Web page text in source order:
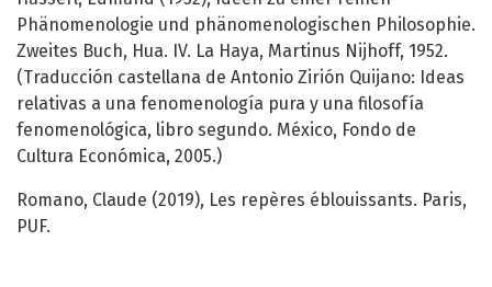
Phänomenologie und phänomenologischen Philosophie.
Zweites Buch, Hua. IV. La Haya, Martinus Nijhoff, 1952.
(Traducción castellana de Antonio Zirión Quijano: Ideas
relativas a una fenomenología pura y una filosofía
fenomenológica, libro segundo. México, Fondo de
Cultura Económica, 2005.)
Romano, Claude (2019), Les repères éblouissants. Paris,
PUF.